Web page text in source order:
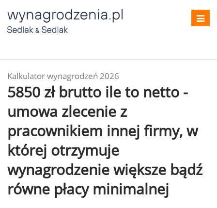
Kalkulator wynagrodzeń 2026
5850 zł brutto ile to netto -
umowa zlecenie z
pracownikiem innej firmy, w
której otrzymuje
wynagrodzenie większe bądź
równe płacy minimalnej